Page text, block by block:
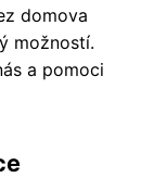
domova
možností.
a pomoci